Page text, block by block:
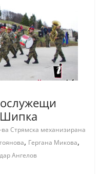
Шипка
ва Стрямска механизирана
, Гергана Микова,
Ангелов